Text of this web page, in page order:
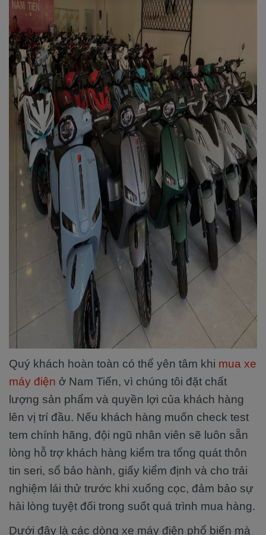
Quý khách hoàn toàn có thể yên tâm khi mua xe
máy điện ở Nam Tiến, vì chúng tôi đặt chất
lượng sản phẩm và quyền lợi của khách hàng
lên vị trí đầu. Nếu khách hàng muốn check test
tem chính hãng, đội ngũ nhân viên sẽ luôn sẵn
lòng hỗ trợ khách hàng kiểm tra tổng quát thôn
tin seri, sổ bảo hành, giấy kiểm định và cho trải
nghiệm lái thử trước khi xuống cọc, đảm bảo sự
hài lòng tuyệt đối trong suốt quá trình mua hàng.
Dưới đây là các dòng xe máy điện phổ biến mà